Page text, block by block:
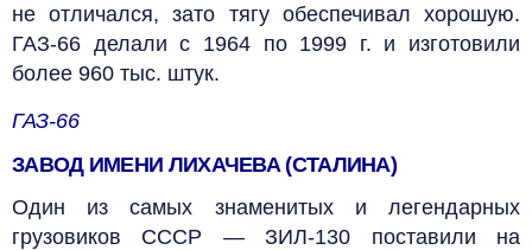
не отличался, зато тягу обеспечивал хорошую.
ГАЗ-66 делали с 1964 по 1999 г. и изготовили
более 960 тыс. штук.
ГАЗ-66
ЗАВОД ИМЕНИ ЛИХАЧЕВА (СТАЛИНА)
Один из самых знаменитых и легендарных
грузовиков СССР — ЗИЛ-130 поставили на